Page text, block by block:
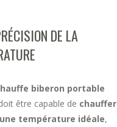
DE LA
biberon portable
être capable de chauffer
température idéale,